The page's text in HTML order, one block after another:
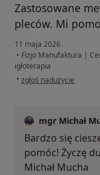
Zastosowane
pleców. Mi
11 maja 2026
• Fizjo Manufaktura |
igłoterapia
• w opinii użytkownika
zgłoś nadużycie
mgr Michał
Bardzo się
pomóc! Życzę
Michał Mucha